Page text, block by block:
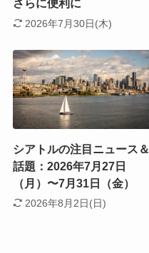
さらに便利に
2026年7月30日(木)
シアトルの注目ニュース＆
話題：2026年7月27日
（月）〜7月31日（金）
2026年8月2日(日)